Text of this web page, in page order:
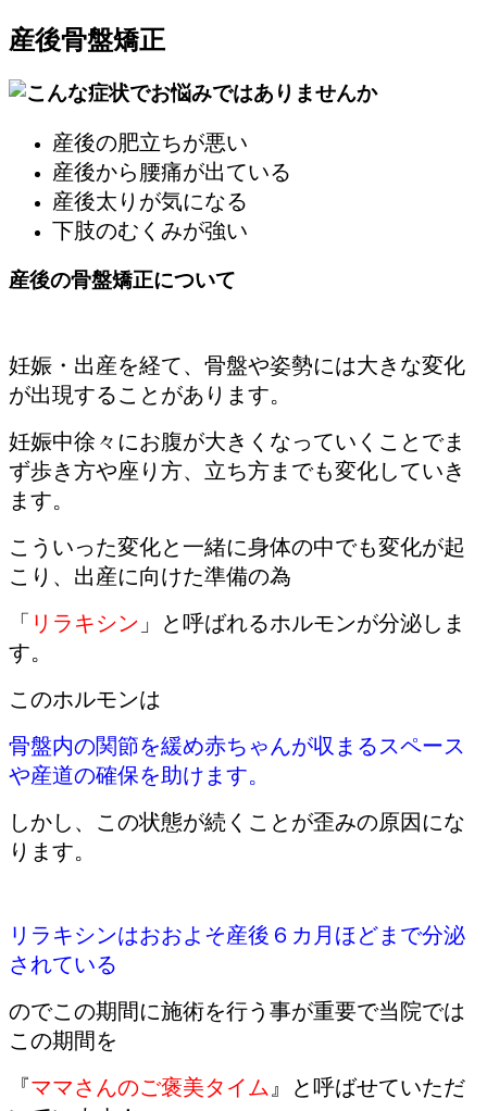
産後骨盤矯正
産後の肥立ちが悪い
産後から腰痛が出ている
産後太りが気になる
下肢のむくみが強い
産後の骨盤矯正について
妊娠・出産を経て、骨盤や姿勢には大きな変化
が出現することがあります。
妊娠中徐々にお腹が大きくなっていくことでま
ず歩き方や座り方、立ち方までも変化していき
ます。
こういった変化と一緒に身体の中でも変化が起
こり、出産に向けた準備の為
「 リラキシン 」と呼ばれるホルモンが分泌しま
す。
このホルモンは
骨盤内の関節を緩め赤ちゃんが収まるスペース
や産道の確保を助けます。
しかし、この状態が続くことが歪みの原因にな
ります。
リラキシンはおおよそ産後６カ月ほどまで分泌
されている
のでこの期間に施術を行う 事が重要で当院では
この期間を
『ママさんのご褒美タイム 』と呼ばせていただ